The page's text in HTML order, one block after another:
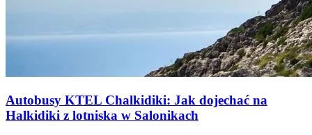
Autobusy KTEL Chalkidiki: Jak dojechać na
Halkidiki z lotniska w Salonikach